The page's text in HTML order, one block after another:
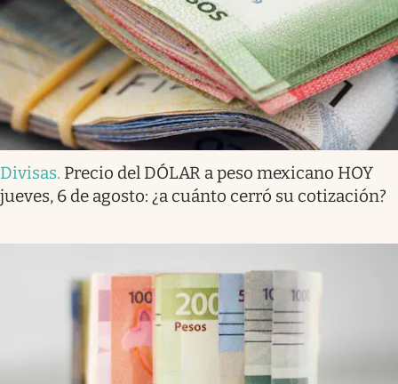
Divisas. Precio del DÓLAR a peso mexicano HOY
jueves, 6 de agosto: ¿a cuánto cerró su cotización?